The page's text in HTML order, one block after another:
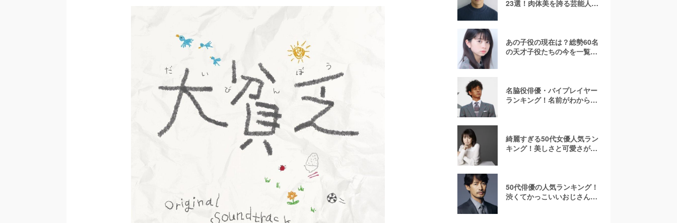
23選！肉体美を誇る芸能人を
あの子役の現在は？総勢60名
の天才子役たちの今を一覧で
名脇役俳優・バイプレイヤー
ランキング！名前がわからな
綺麗すぎる50代女優人気ラン
キング！美しさと可愛さが魅
50代俳優の人気ランキング！
渋くてかっこいいおじさん俳